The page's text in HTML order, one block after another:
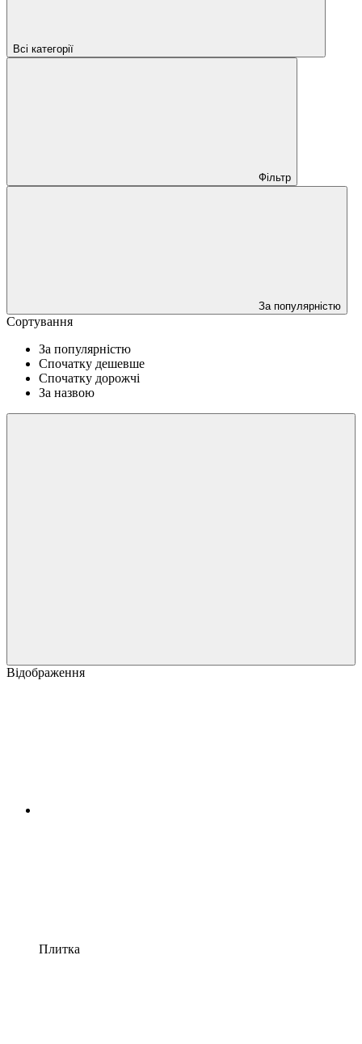
Всі категорії
Фільтр
За популярністю
Сортування
За популярністю
Спочатку дешевше
Спочатку дорожчі
За назвою
Відображення
Плитка